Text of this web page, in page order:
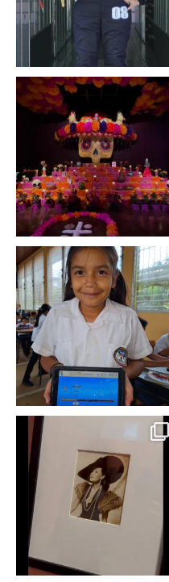
A partir de hoy miercoles
23 de octubre y hasta el...
2 0
En un contexto donde
muchas niñas y
adolescentes...
0 0
Hoy sábado 28 de
septiembre se inauguró
en...
2 0